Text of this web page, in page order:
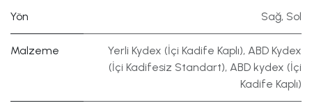
Yön Sağ, Sol
Malzeme Yerli Kydex (İçi Kadife Kaplı), ABD Kydex
(İçi Kadifesiz Standart), ABD kydex (İçi
Kadife Kaplı)